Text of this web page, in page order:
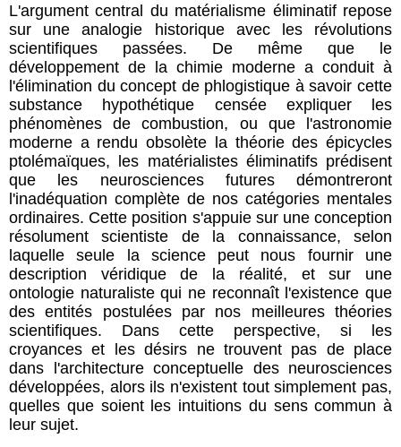
L'argument central du matérialisme éliminatif repose
sur une analogie historique avec les révolutions
scientifiques passées. De même que le
développement de la chimie moderne a conduit à
l'élimination du concept de phlogistique à savoir cette
substance hypothétique censée expliquer les
phénomènes de combustion, ou que l'astronomie
moderne a rendu obsolète la théorie des épicycles
ptolémaïques, les matérialistes éliminatifs prédisent
que les neurosciences futures démontreront
l'inadéquation complète de nos catégories mentales
ordinaires. Cette position s'appuie sur une conception
résolument scientiste de la connaissance, selon
laquelle seule la science peut nous fournir une
description véridique de la réalité, et sur une
ontologie naturaliste qui ne reconnaît l'existence que
des entités postulées par nos meilleures théories
scientifiques. Dans cette perspective, si les
croyances et les désirs ne trouvent pas de place
dans l'architecture conceptuelle des neurosciences
développées, alors ils n'existent tout simplement pas,
quelles que soient les intuitions du sens commun à
leur sujet.